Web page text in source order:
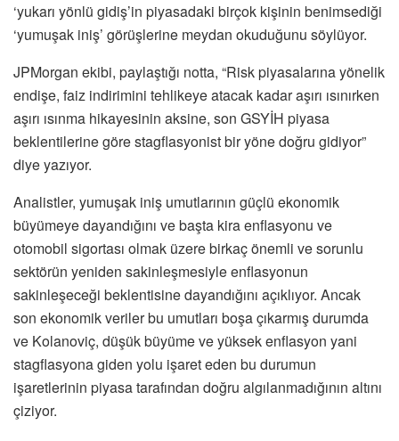
‘yukarı yönlü gidiş’in piyasadaki birçok kişinin benimsediği
‘yumuşak iniş’ görüşlerine meydan okuduğunu söylüyor.
JPMorgan ekibi, paylaştığı notta, “Risk piyasalarına yönelik
endişe, faiz indirimini tehlikeye atacak kadar aşırı ısınırken
aşırı ısınma hikayesinin aksine, son GSYİH piyasa
beklentilerine göre stagflasyonist bir yöne doğru gidiyor”
diye yazıyor.
Analistler, yumuşak iniş umutlarının güçlü ekonomik
büyümeye dayandığını ve başta kira enflasyonu ve
otomobil sigortası olmak üzere birkaç önemli ve sorunlu
sektörün yeniden sakinleşmesiyle enflasyonun
sakinleşeceği beklentisine dayandığını açıklıyor. Ancak
son ekonomik veriler bu umutları boşa çıkarmış durumda
ve Kolanoviç, düşük büyüme ve yüksek enflasyon yani
stagflasyona giden yolu işaret eden bu durumun
işaretlerinin piyasa tarafından doğru algılanmadığının altını
çiziyor.